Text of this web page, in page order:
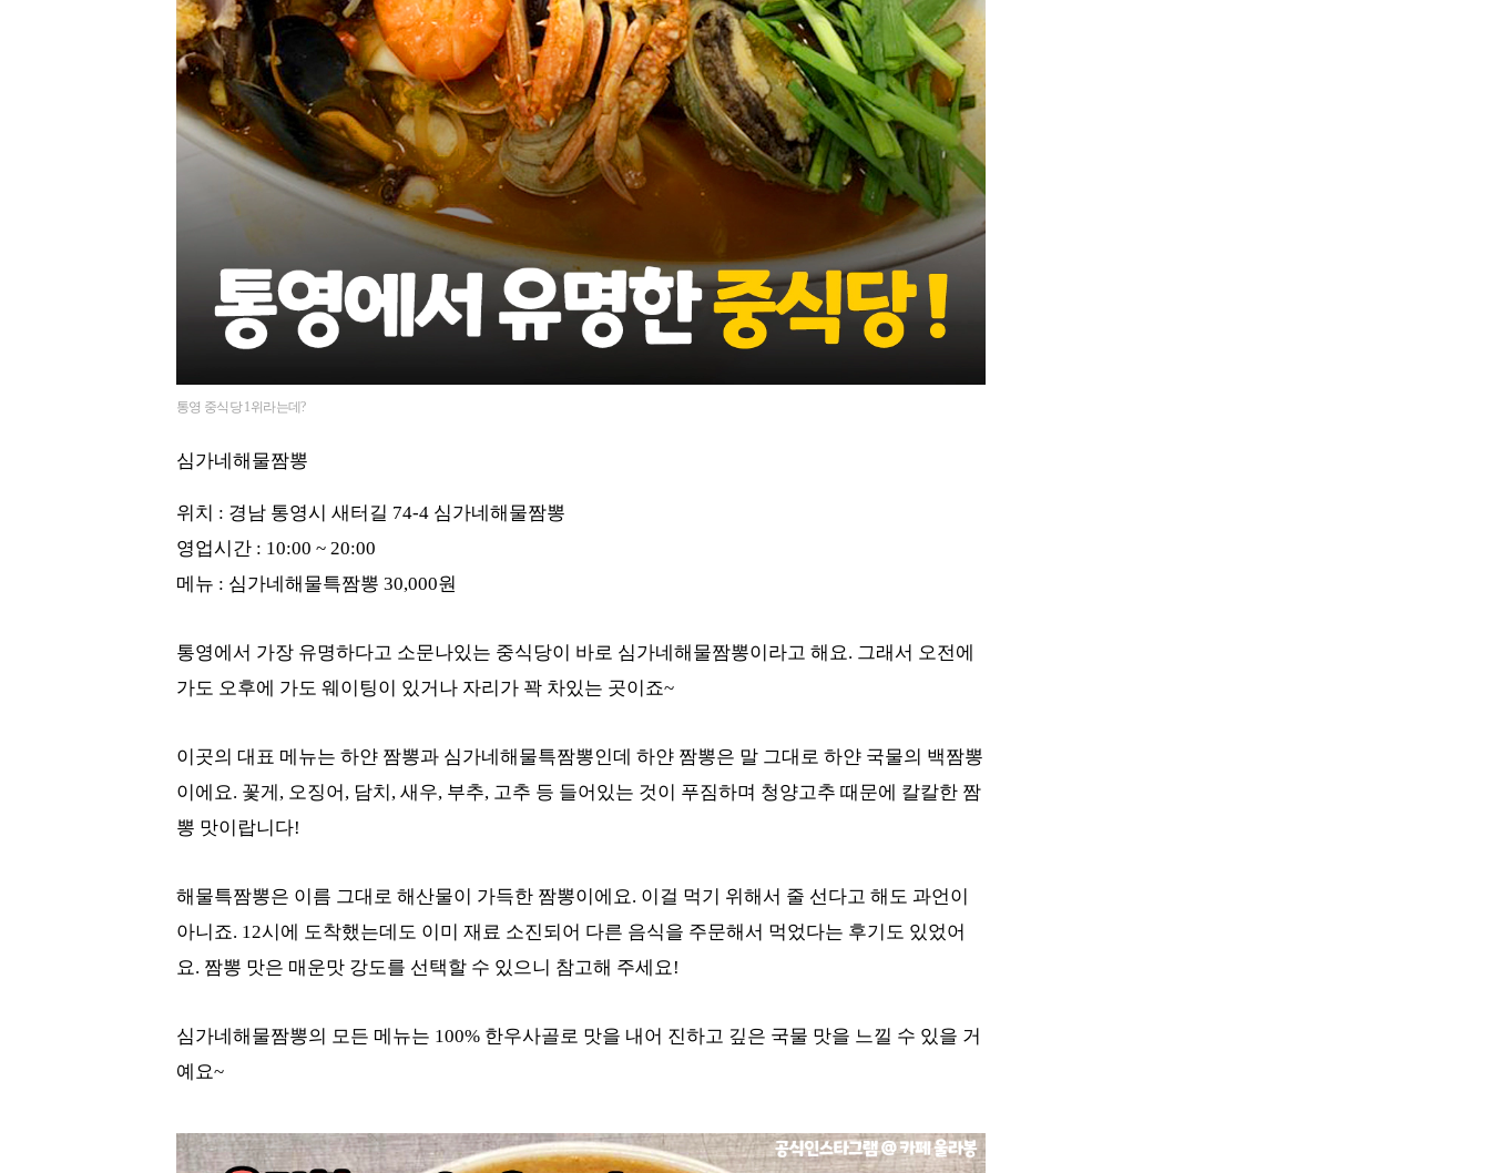
통영 중식당 1위라는데?
심가네해물짬뽕
위치 : 경남 통영시 새터길 74-4 심가네해물짬뽕
영업시간 : 10:00 ~ 20:00
메뉴 : 심가네해물특짬뽕 30,000원
통영에서 가장 유명하다고 소문나있는 중식당이 바로 심가네해물짬뽕이라고 해요. 그래서 오전에
가도 오후에 가도 웨이팅이 있거나 자리가 꽉 차있는 곳이죠~
이곳의 대표 메뉴는 하얀 짬뽕과 심가네해물특짬뽕인데 하얀 짬뽕은 말 그대로 하얀 국물의 백짬뽕
이에요. 꽃게, 오징어, 담치, 새우, 부추, 고추 등 들어있는 것이 푸짐하며 청양고추 때문에 칼칼한 짬
뽕 맛이랍니다!
해물특짬뽕은 이름 그대로 해산물이 가득한 짬뽕이에요. 이걸 먹기 위해서 줄 선다고 해도 과언이
아니죠. 12시에 도착했는데도 이미 재료 소진되어 다른 음식을 주문해서 먹었다는 후기도 있었어
요. 짬뽕 맛은 매운맛 강도를 선택할 수 있으니 참고해 주세요!
심가네해물짬뽕의 모든 메뉴는 100% 한우사골로 맛을 내어 진하고 깊은 국물 맛을 느낄 수 있을 거
예요~